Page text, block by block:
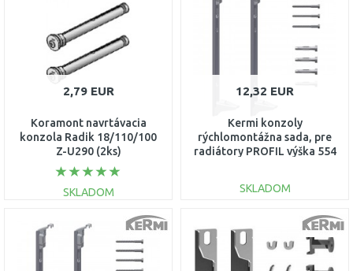
Porovnať Porovnať
2,79 EUR
Koramont navrtávacia
konzola Radik 18/110/100
Z-U290 (2ks)
SKLADOM
DO KOŠÍKA
12,32 EUR
Kermi konzoly
rýchlomontážna sada, pre
radiátory PROFIL výška 554
SKLADOM
DO KOŠÍKA
Porovnať